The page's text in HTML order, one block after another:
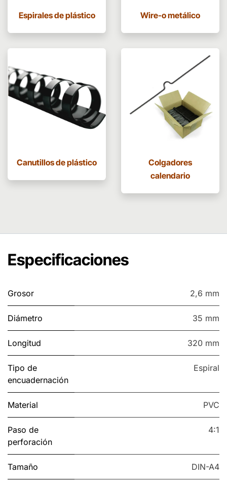
Espirales de plástico Wire-o metálico
Canutillos de plástico
Colgadores
calendario
Especificaciones
Grosor 2,6 mm
Diámetro 35 mm
Longitud 320 mm
Tipo de
encuadernación
Espiral
Material PVC
Paso de
perforación
4:1
Tamaño DIN-A4